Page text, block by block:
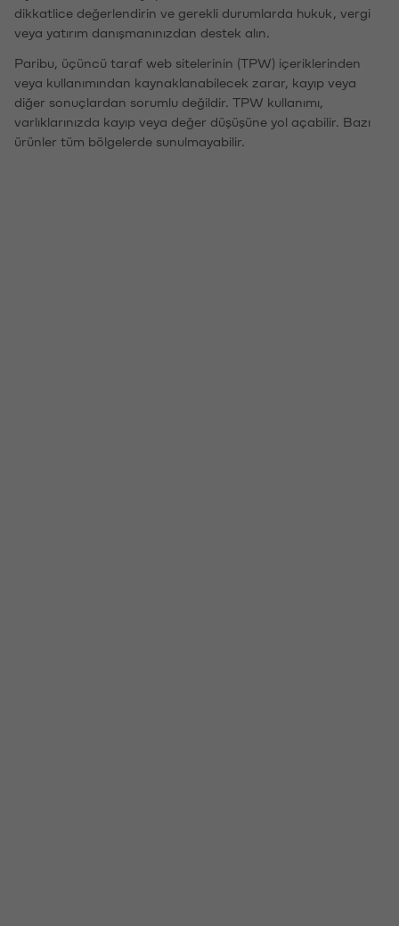
dikkatlice değerlendirin ve gerekli durumlarda hukuk, vergi
veya yatırım danışmanınızdan destek alın.
Paribu, üçüncü taraf web sitelerinin (TPW) içeriklerinden
veya kullanımından kaynaklanabilecek zarar, kayıp veya
diğer sonuçlardan sorumlu değildir. TPW kullanımı,
varlıklarınızda kayıp veya değer düşüşüne yol açabilir. Bazı
ürünler tüm bölgelerde sunulmayabilir.